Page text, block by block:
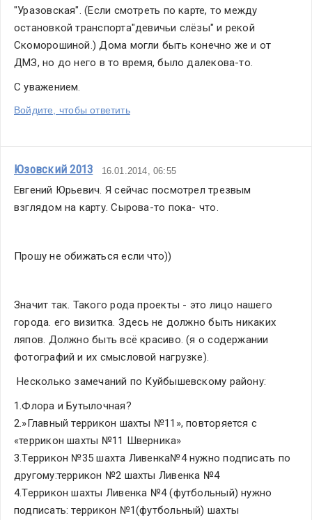
"Уразовская". (Если смотреть по карте, то между
остановкой транспорта"девичьи слёзы" и рекой
Скоморошиной.) Дома могли быть конечно же и от
ДМЗ, но до него в то время, было далекова-то.
С уважением.
Войдите, чтобы ответить
Юзовский 2013 16.01.2014, 06:55
Евгений Юрьевич. Я сейчас посмотрел трезвым
взглядом на карту. Сырова-то пока- что.
Прошу не обижаться если что))
Значит так. Такого рода проекты - это лицо нашего
города. его визитка. Здесь не должно быть никаких
ляпов. Должно быть всё красиво. (я о содержании
фотографий и их смысловой нагрузке).
Несколько замечаний по Куйбышевскому району:
1.Флора и Бутылочная?
2.»Главный террикон шахты №11», повторяется с
«террикон шахты №11 Шверника»
3.Террикон №35 шахта Ливенка№4 нужно подписать по
другому:террикон №2 шахты Ливенка №4
4.Террикон шахты Ливенка №4 (футбольный) нужно
подписать: террикон №1(футбольный) шахты